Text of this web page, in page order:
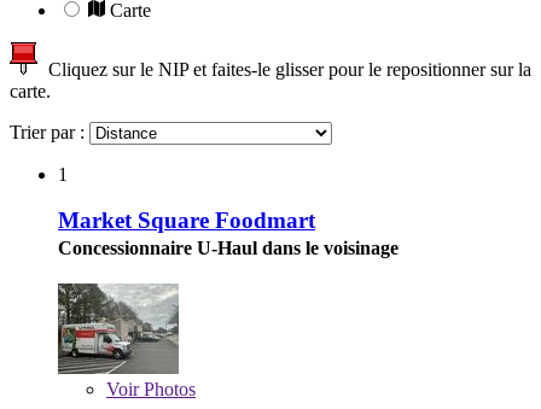
Carte
Cliquez sur le NIP et faites-le glisser pour le repositionner sur la
carte.
Trier par :
1
Market Square Foodmart
Concessionnaire U-Haul dans le voisinage
VoirPhotos